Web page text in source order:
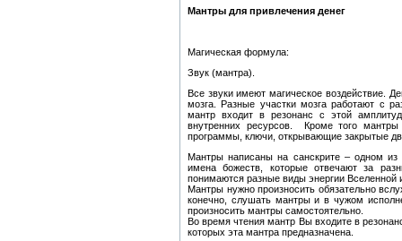
Мантры для привлечения денег
Магическая формула:
Звук (мантра).
Все звуки имеют магическое воздействие.
мозга. Разные участки мозга работают с
мантр входит в резонанс с этой
внутренних ресурсов. Кроме того
программы, ключи, открывающие закрытые
Мантры написаны на санскрите – одном
имена божеств, которые отвечают за
понимаются разные виды энергии Вселенной
Мантры нужно произносить обязательно
конечно, слушать мантры и в чужом
произносить мантры самостоятельно.
Во время чтения мантр Вы входите в
которых эта мантра предназначена.